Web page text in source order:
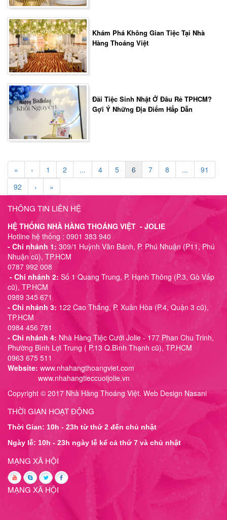
Khám Phá Không Gian Tiệc Tại Nhà
Hàng Thoáng Việt
Đãi Tiệc Sinh Nhật Ở Đâu Rẻ TPHCM?
Gợi Ý Những Địa Điểm Hấp Dẫn
« ‹ 1 2 ... 4 5 6 7 8 ...
91
92
› »
THÔNG TIN LIÊN HỆ
HỆ THỐNG NHÀ HÀNG THOÁNG VIỆT - JOLIE
Hotline hệ thống : 0901 383 940
- Chi nhánh 1: 309/1 Huỳnh Văn Bánh, P. Phú Nhuận (P11, Phú
Nhuận cũ), TP.HCM
0787 992 008
- Chi nhánh 2: Số 1 Quang Trung, P. Hạnh Thông (P.3, Gò Vấp
cũ), TP.HCM
0989 345 671
- Chi nhánh 3: 122 Cao Thắng, P. Xuân Hòa (P.4, Quận 3 cũ),
TP.HCM
0984 456 781
- Chi nhánh 4: Nhà Hàng Tiệc Cưới Jolie - 177 Phan Chu Trinh,
Phường Bình Lợi Trung ( P.13 Q.Bình Thạnh cũ), TP.HCM
0963 675 511
Website: www.nhahangthoangviet.com
www.nhahangtieccuoijolie.vn
Copyright © 2017 Nhà Hàng Thoáng Việt. Web Design Nasani
THỜI GIAN HOẠT ĐỘNG
Thời Gian: 10h - 23h từ thứ 2 đến chủ nhật
Ngày lễ: 10h - 23h ngày lễ kể cả thứ 7 và chủ nhật
MẠNG XÃ HỘI
MẠNG XÃ HỘI